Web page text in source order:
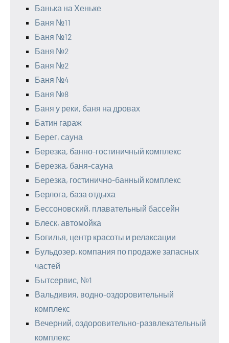
Банька на Хеньке
Баня №11
Баня №12
Баня №2
Баня №2
Баня №4
Баня №8
Баня у реки, баня на дровах
Батин гараж
Берег, сауна
Березка, банно-гостиничный комплекс
Березка, баня-сауна
Березка, гостинично-банный комплекс
Берлога, база отдыха
Бессоновский, плавательный бассейн
Блеск, автомойка
Богилья, центр красоты и релаксации
Бульдозер, компания по продаже запасных
частей
Бытсервис, №1
Вальдивия, водно-оздоровительный
комплекс
Вечерний, оздоровительно-развлекательный
комплекс